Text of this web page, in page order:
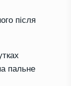
після
пальне